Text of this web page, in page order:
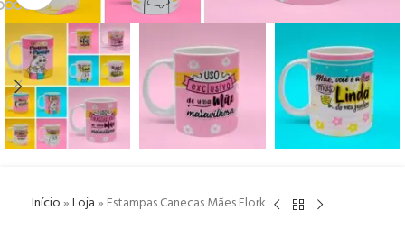
Início»Loja» Estampas Canecas Mães Flork